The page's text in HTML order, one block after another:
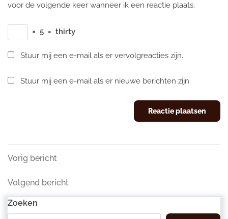
voor de volgende keer wanneer ik een reactie plaats.
× 5 = thirty
Stuur mij een e-mail als er vervolgreacties zijn.
Stuur mij een e-mail als er nieuwe berichten zijn.
Berichtnavigatie
Vorig
Vorig bericht
Volgend
Volgend bericht
Zoeken